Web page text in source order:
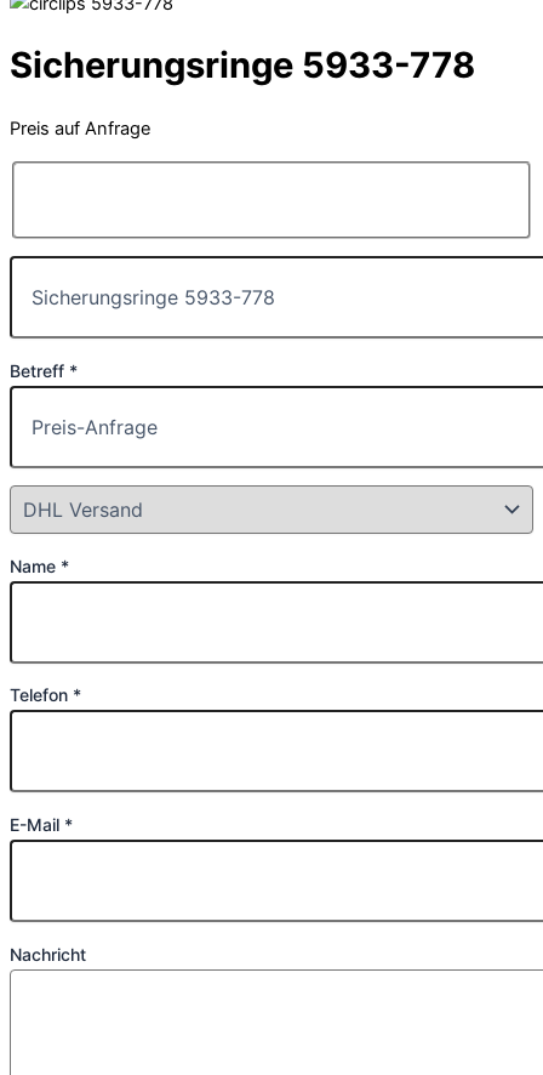
Sicherungsringe 5933-778
Preis auf Anfrage
Betreff *
Name *
Telefon *
E-Mail *
Nachricht